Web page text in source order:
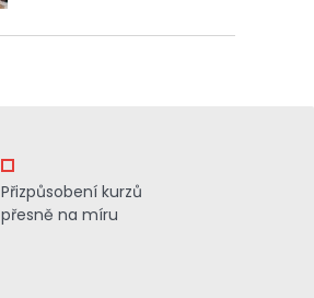
Přizpůsobení kurzů
přesně na míru